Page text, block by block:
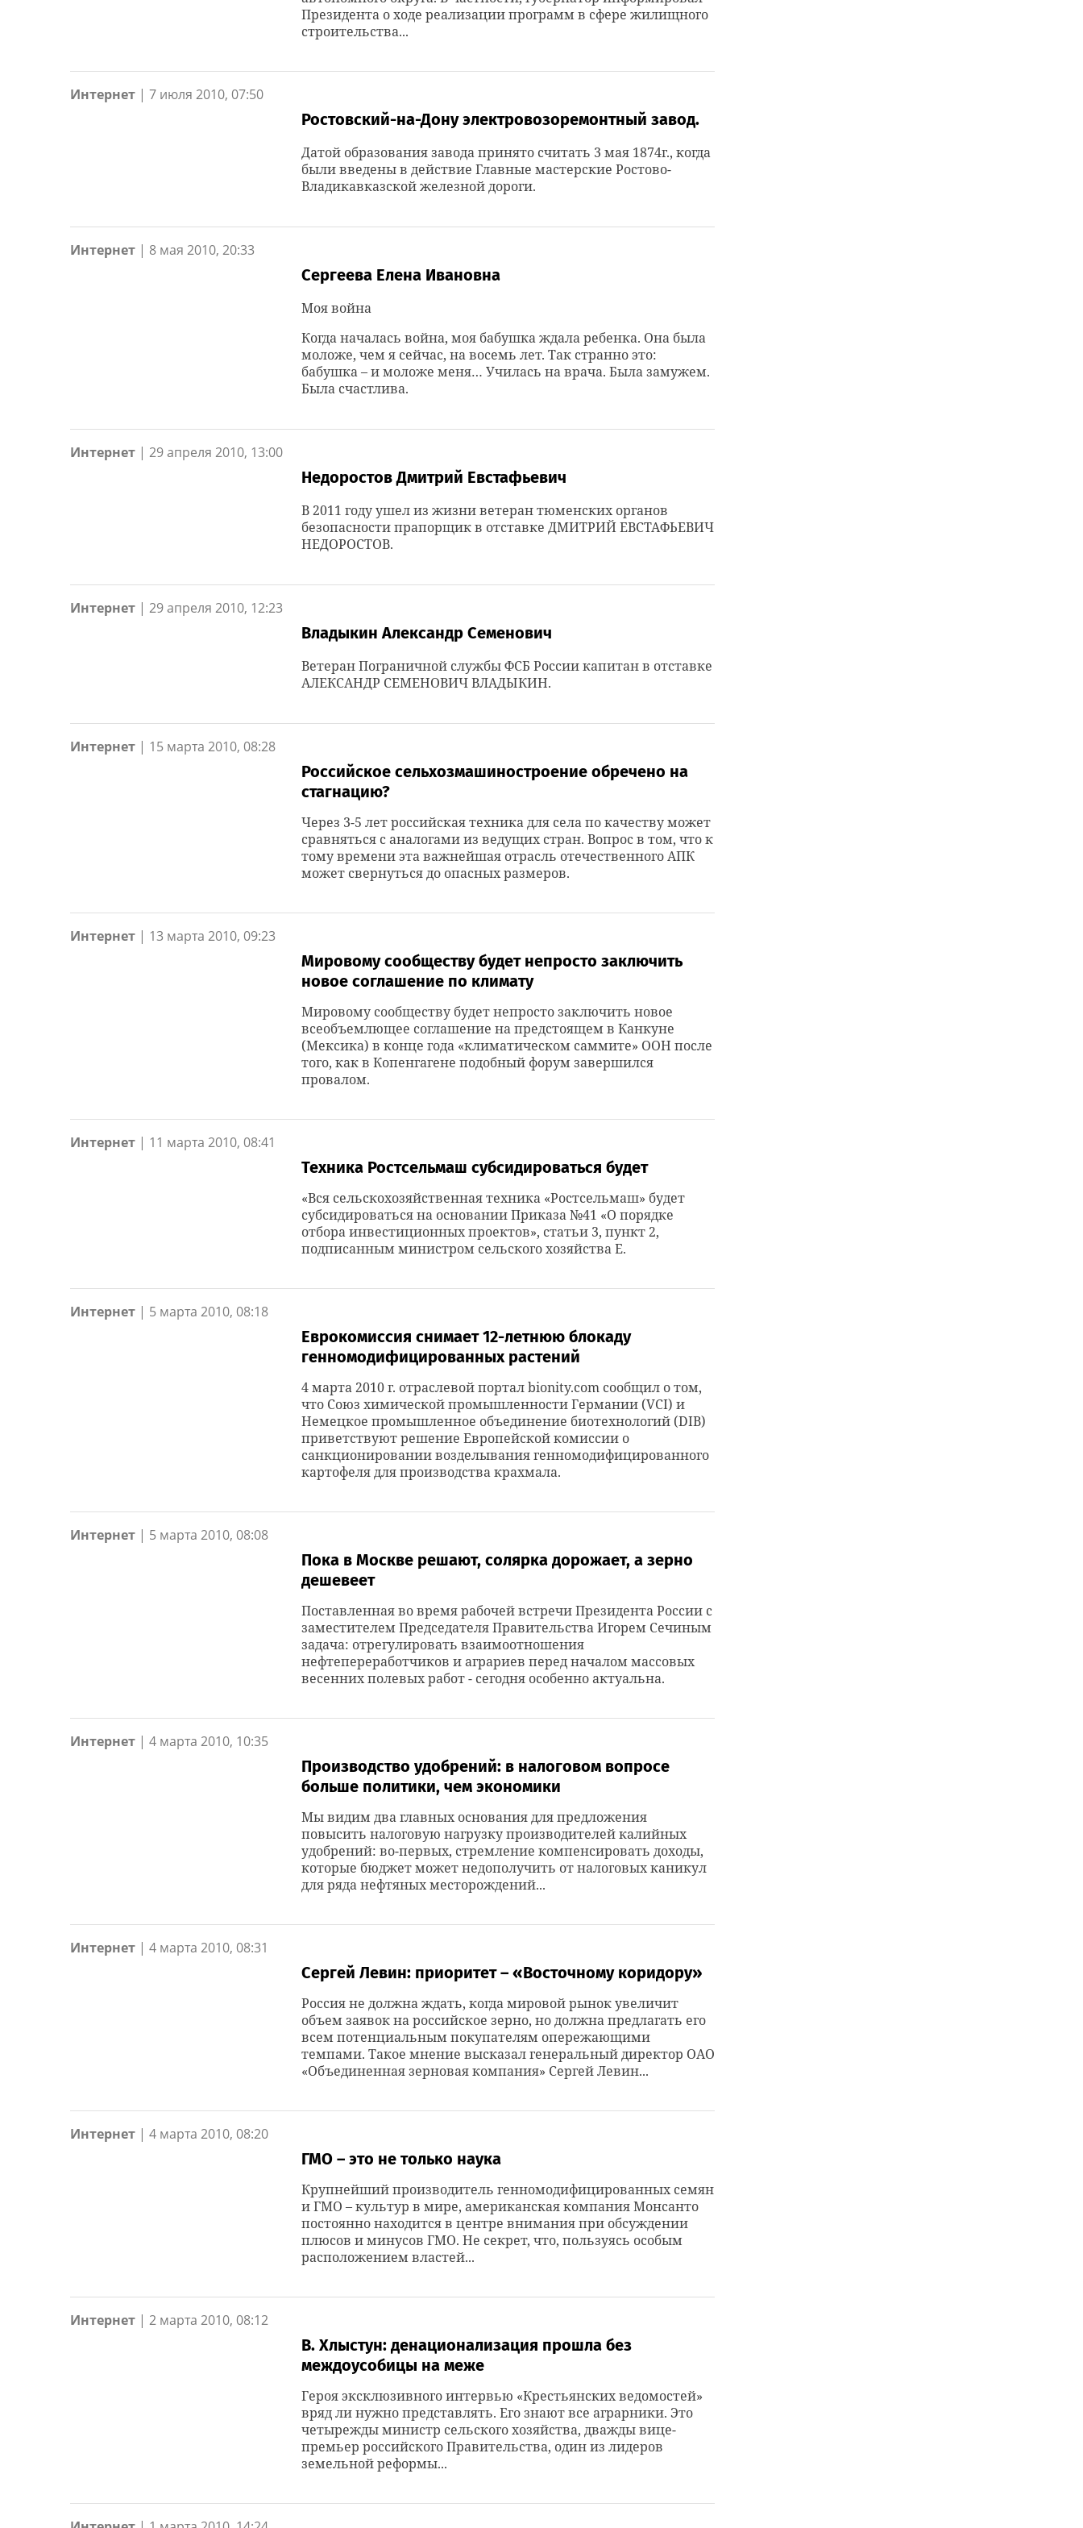
Президента о ходе реализации программ в сфере жилищного
строительства...
Интернет | 7 июля 2010, 07:50
Ростовский-на-Дону электровозоремонтный завод.
Датой образования завода принято считать 3 мая 1874г., когда
были введены в действие Главные мастерские Ростово-
Владикавказской железной дороги.
Интернет | 8 мая 2010, 20:33
Сергеева Елена Ивановна
Моя война
Когда началась война, моя бабушка ждала ребенка. Она была
моложе, чем я сейчас, на восемь лет. Так странно это:
бабушка – и моложе меня… Училась на врача. Была замужем.
Была счастлива.
Интернет | 29 апреля 2010, 13:00
Недоростов Дмитрий Евстафьевич
В 2011 году ушел из жизни ветеран тюменских органов
безопасности прапорщик в отставке ДМИТРИЙ ЕВСТАФЬЕВИЧ
НЕДОРОСТОВ.
Интернет | 29 апреля 2010, 12:23
Владыкин Александр Семенович
Ветеран Пограничной службы ФСБ России капитан в отставке
АЛЕКСАНДР СЕМЕНОВИЧ ВЛАДЫКИН.
Интернет | 15 марта 2010, 08:28
Российское сельхозмашиностроение обречено на
стагнацию?
Через 3-5 лет российская техника для села по качеству может
сравняться с аналогами из ведущих стран. Вопрос в том, что к
тому времени эта важнейшая отрасль отечественного АПК
может свернуться до опасных размеров.
Интернет | 13 марта 2010, 09:23
Мировому сообществу будет непросто заключить
новое соглашение по климату
Мировому сообществу будет непросто заключить новое
всеобъемлющее соглашение на предстоящем в Канкуне
(Мексика) в конце года «климатическом саммите» ООН после
того, как в Копенгагене подобный форум завершился
провалом.
Интернет | 11 марта 2010, 08:41
Техника Ростсельмаш субсидироваться будет
«Вся сельскохозяйственная техника «Ростсельмаш» будет
субсидироваться на основании Приказа №41 «О порядке
отбора инвестиционных проектов», статьи 3, пункт 2,
подписанным министром сельского хозяйства Е.
Интернет | 5 марта 2010, 08:18
Еврокомиссия снимает 12-летнюю блокаду
генномодифицированных растений
4 марта 2010 г. отраслевой портал bionity.com сообщил о том,
что Союз химической промышленности Германии (VCI) и
Немецкое промышленное объединение биотехнологий (DIB)
приветствуют решение Европейской комиссии о
санкционировании возделывания генномодифицированного
картофеля для производства крахмала.
Интернет | 5 марта 2010, 08:08
Пока в Москве решают, солярка дорожает, а зерно
дешевеет
Поставленная во время рабочей встречи Президента России с
заместителем Председателя Правительства Игорем Сечиным
задача: отрегулировать взаимоотношения
нефтепереработчиков и аграриев перед началом массовых
весенних полевых работ - сегодня особенно актуальна.
Интернет | 4 марта 2010, 10:35
Производство удобрений: в налоговом вопросе
больше политики, чем экономики
Мы видим два главных основания для предложения
повысить налоговую нагрузку производителей калийных
удобрений: во-первых, стремление компенсировать доходы,
которые бюджет может недополучить от налоговых каникул
для ряда нефтяных месторождений...
Интернет | 4 марта 2010, 08:31
Сергей Левин: приоритет – «Восточному коридору»
Россия не должна ждать, когда мировой рынок увеличит
объем заявок на российское зерно, но должна предлагать его
всем потенциальным покупателям опережающими
темпами. Такое мнение высказал генеральный директор ОАО
«Объединенная зерновая компания» Сергей Левин...
Интернет | 4 марта 2010, 08:20
ГМО – это не только наука
Крупнейший производитель генномодифицированных семян
и ГМО – культур в мире, американская компания Монсанто
постоянно находится в центре внимания при обсуждении
плюсов и минусов ГМО. Не секрет, что, пользуясь особым
расположением властей...
Интернет | 2 марта 2010, 08:12
В. Хлыстун: денационализация прошла без
междоусобицы на меже
Героя эксклюзивного интервью «Крестьянских ведомостей»
вряд ли нужно представлять. Его знают все аграрники. Это
четырежды министр сельского хозяйства, дважды вице-
премьер российского Правительства, один из лидеров
земельной реформы...